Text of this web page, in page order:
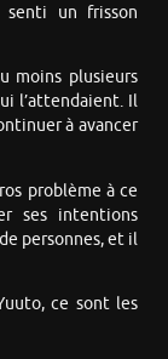
senti un frisson
moins plusieurs
l’attendaient. Il
à avancer
problème à ce
ses intentions
personnes, et il
ce sont les